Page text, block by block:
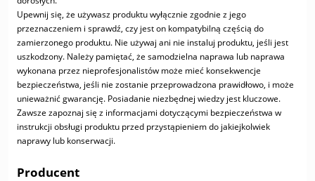
Upewnij się, że używasz produktu wyłącznie zgodnie z jego
przeznaczeniem i sprawdź, czy jest on kompatybilną częścią do
zamierzonego produktu. Nie używaj ani nie instaluj produktu, jeśli jest
uszkodzony. Należy pamiętać, że samodzielna naprawa lub naprawa
wykonana przez nieprofesjonalistów może mieć konsekwencje
bezpieczeństwa, jeśli nie zostanie przeprowadzona prawidłowo, i może
unieważnić gwarancję. Posiadanie niezbędnej wiedzy jest kluczowe.
Zawsze zapoznaj się z informacjami dotyczącymi bezpieczeństwa w
instrukcji obsługi produktu przed przystąpieniem do jakiejkolwiek
naprawy lub konserwacji.
Producent